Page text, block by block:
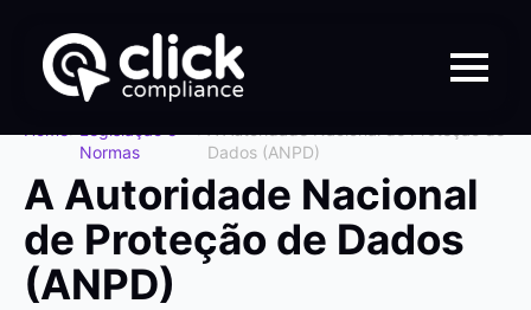
Normas
Dados (ANPD)
A Autoridade Nacional
de Proteção de Dados
(ANPD)